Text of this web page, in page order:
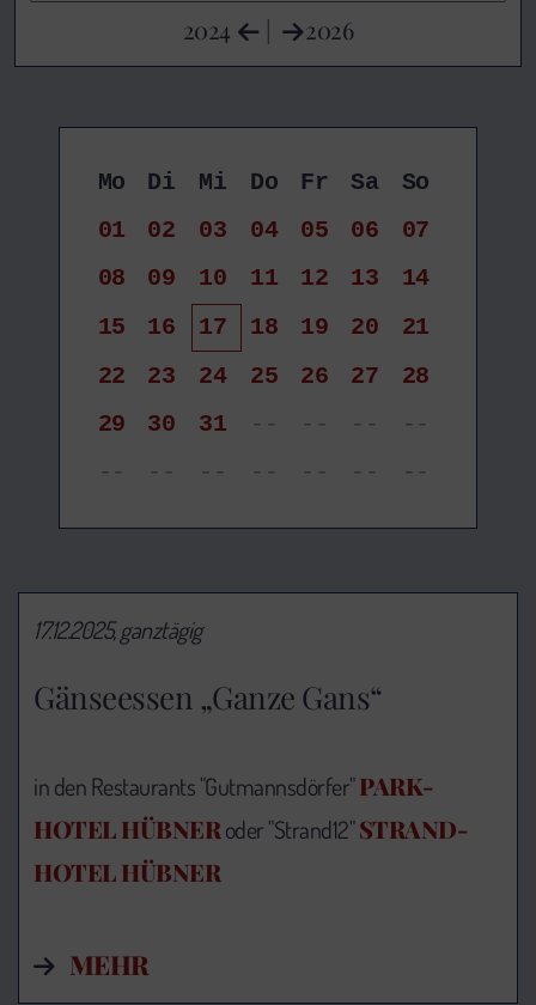
2024 | 2026
Mo Di Mi Do Fr Sa
So
01
02 03 04 05 06
07
08
09 10 11 12 13
14
15
16 17 18 19 20
21
22
23 24 25 26 27
28
29
30 31 -- -- --
--
--
-- -- -- -- -- --
Gänseessen „Ganze Gans“
17.12.2025, ganztägig
in den Restaurants "Gutmannsdörfer"PARK-
HOTEL HÜBNERoder "Strand12"STRAND-
HOTEL HÜBNER
MEHR